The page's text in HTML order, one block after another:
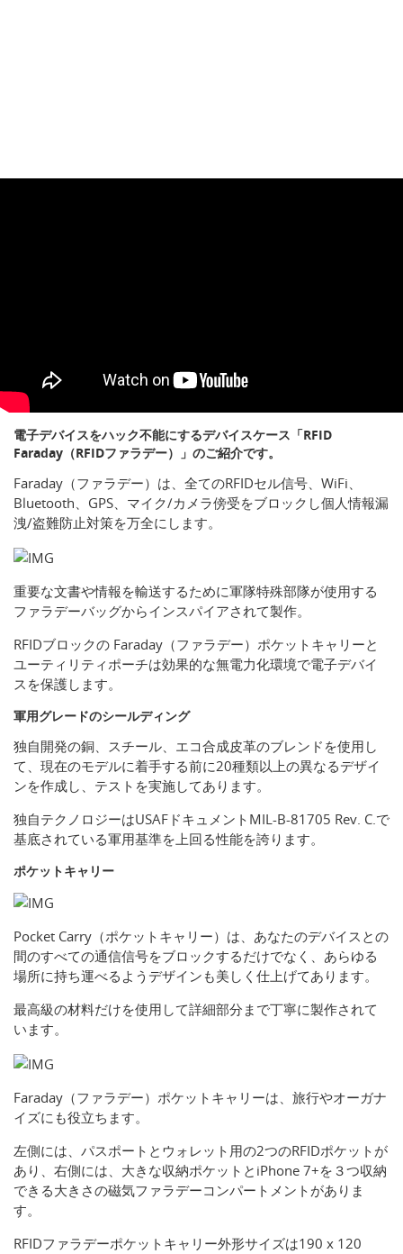
電子デバイスをハック不能にするデバイスケース「RFID
Faraday（RFIDファラデー）」のご紹介です。
Faraday（ファラデー）は、全てのRFIDセル信号、WiFi、
Bluetooth、GPS、マイク/カメラ傍受をブロックし個人情報漏
洩/盗難防止対策を万全にします。
重要な文書や情報を輸送するために軍隊特殊部隊が使用する
ファラデーバッグからインスパイアされて製作。
RFIDブロックの Faraday（ファラデー）ポケットキャリーと
ユーティリティポーチは効果的な無電力化環境で電子デバイ
スを保護します。
軍用グレードのシールディング
独自開発の銅、スチール、エコ合成皮革のブレンドを使用し
て、現在のモデルに着手する前に20種類以上の異なるデザイ
ンを作成し、テストを実施してあります。
独自テクノロジーはUSAFドキュメントMIL-B-81705 Rev. C.で
基底されている軍用基準を上回る性能を誇ります。
ポケットキャリー
Pocket Carry（ポケットキャリー）は、あなたのデバイスとの
間のすべての通信信号をブロックするだけでなく、あらゆる
場所に持ち運べるようデザインも美しく仕上げてあります。
最高級の材料だけを使用して詳細部分まで丁寧に製作されて
います。
Faraday（ファラデー）ポケットキャリーは、旅行やオーガナ
イズにも役立ちます。
左側には、パスポートとウォレット用の2つのRFIDポケットが
あり、右側には、大きな収納ポケットとiPhone 7+を３つ収納
できる大きさの磁気ファラデーコンパートメントがありま
す。
RFIDファラデーポケットキャリー外形サイズは190 x 120